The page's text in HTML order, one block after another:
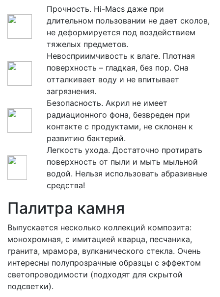
Прочность. Hi-Macs даже при
длительном пользовании не дает сколов,
не деформируется под воздействием
тяжелых предметов.
Невосприимчивость к влаге. Плотная
поверхность – гладкая, без пор. Она
отталкивает воду и не впитывает
загрязнения.
Безопасность. Акрил не имеет
радиационного фона, безвреден при
контакте с продуктами, не склонен к
развитию бактерий.
Легкость ухода. Достаточно протирать
поверхность от пыли и мыть мыльной
водой. Нельзя использовать абразивные
средства!
Палитра камня
Выпускается несколько коллекций композита:
монохромная, с имитацией кварца, песчаника,
гранита, мрамора, вулканического стекла. Очень
интересны полупрозрачные образцы с эффектом
светопроводимости (подходят для скрытой
подсветки).